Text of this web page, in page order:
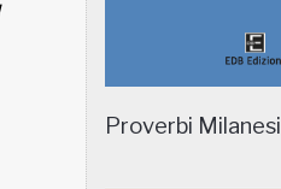
Proverbi Milanesi